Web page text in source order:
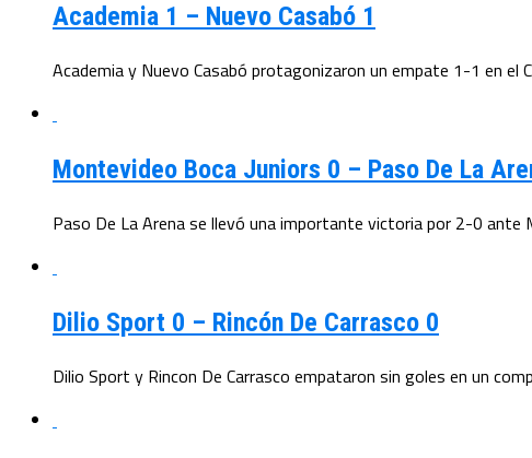
Academia 1 – Nuevo Casabó 1
Academia y Nuevo Casabó protagonizaron un empate 1-1 en el
Montevideo Boca Juniors 0 – Paso De La
Paso De La Arena se llevó una importante victoria por 2-0 ante
Dilio Sport 0 – Rincón De Carrasco 0
Dilio Sport y Rincon De Carrasco empataron sin goles en un